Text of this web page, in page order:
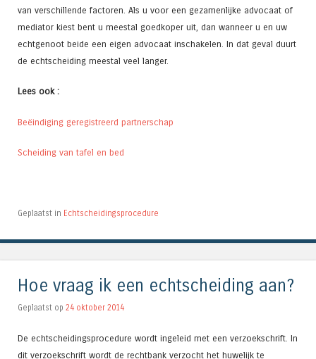
van verschillende factoren. Als u voor een gezamenlijke advocaat of
mediator kiest bent u meestal goedkoper uit, dan wanneer u en uw
echtgenoot beide een eigen advocaat inschakelen. In dat geval duurt
de echtscheiding meestal veel langer.
Lees ook :
Beëindiging geregistreerd partnerschap
Scheiding van tafel en bed
Geplaatst in Echtscheidingsprocedure
Hoe vraag ik een echtscheiding aan?
Geplaatst op 24 oktober 2014
De echtscheidingsprocedure wordt ingeleid met een verzoekschrift. In
dit verzoekschrift wordt de rechtbank verzocht het huwelijk te